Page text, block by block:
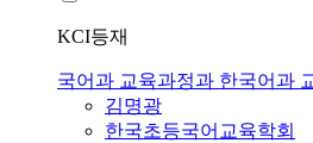
KCI등재
국어과 교육과정과 한국어과
김명광
한국초등국어교육학회